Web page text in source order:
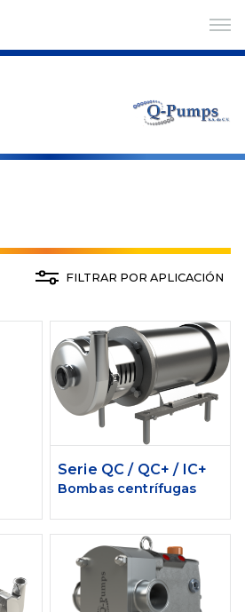
FILTRAR POR APLICACIÓN
Serie QC / QC+ / IC+
Bombas centrífugas